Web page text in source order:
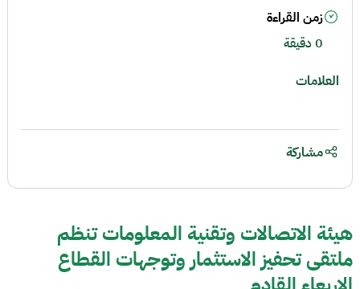
هيئة الاتصالات وتقنية المعلومات تنظم
ملتقى تحفيز الاستثمار وتوجهات القطاع
زمن القراءة
0 دقيقة
العلامات
مشاركة